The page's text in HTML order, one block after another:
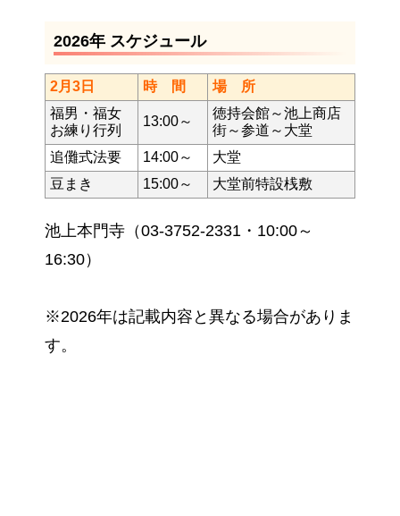
2026年 スケジュール
2月3日 時 間
場 所
福男・福女
お練り行列
13:00～
徳持会館～池上商店
街～参道～大堂
追儺式法要
14:00～
大堂
豆まき
15:00～ 大堂前特設桟敷
池上本門寺（03-3752-2331・10:00～
16:30）
※2026年は記載内容と異なる場合がありま
す。